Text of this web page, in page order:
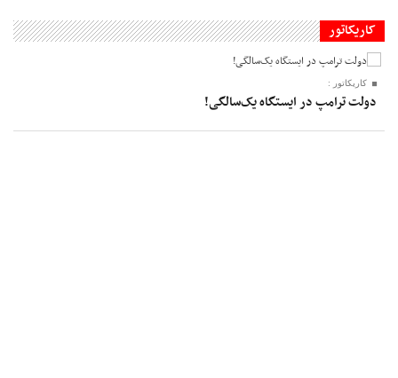
کاریکاتور
کاریکاتور :
دولت ترامپ در ایستگاه یک‌سالگی!